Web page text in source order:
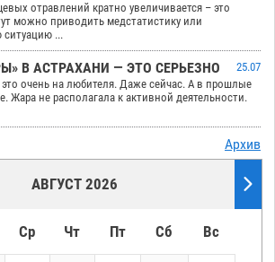
отравлений кратно увеличивается – это
можно приводить медстатистику или
...
В АСТРАХАНИ — ЭТО СЕРЬЕЗНО
25.07
очень на любителя. Даже сейчас. А в прошлые
Жара не располагала к активной деятельности.
Архив
АВГУСТ 2026
Ср Чт Пт Сб Вс